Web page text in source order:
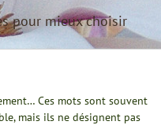
pour mieux choisir
Ces mots sont souvent
mais ils ne désignent pas